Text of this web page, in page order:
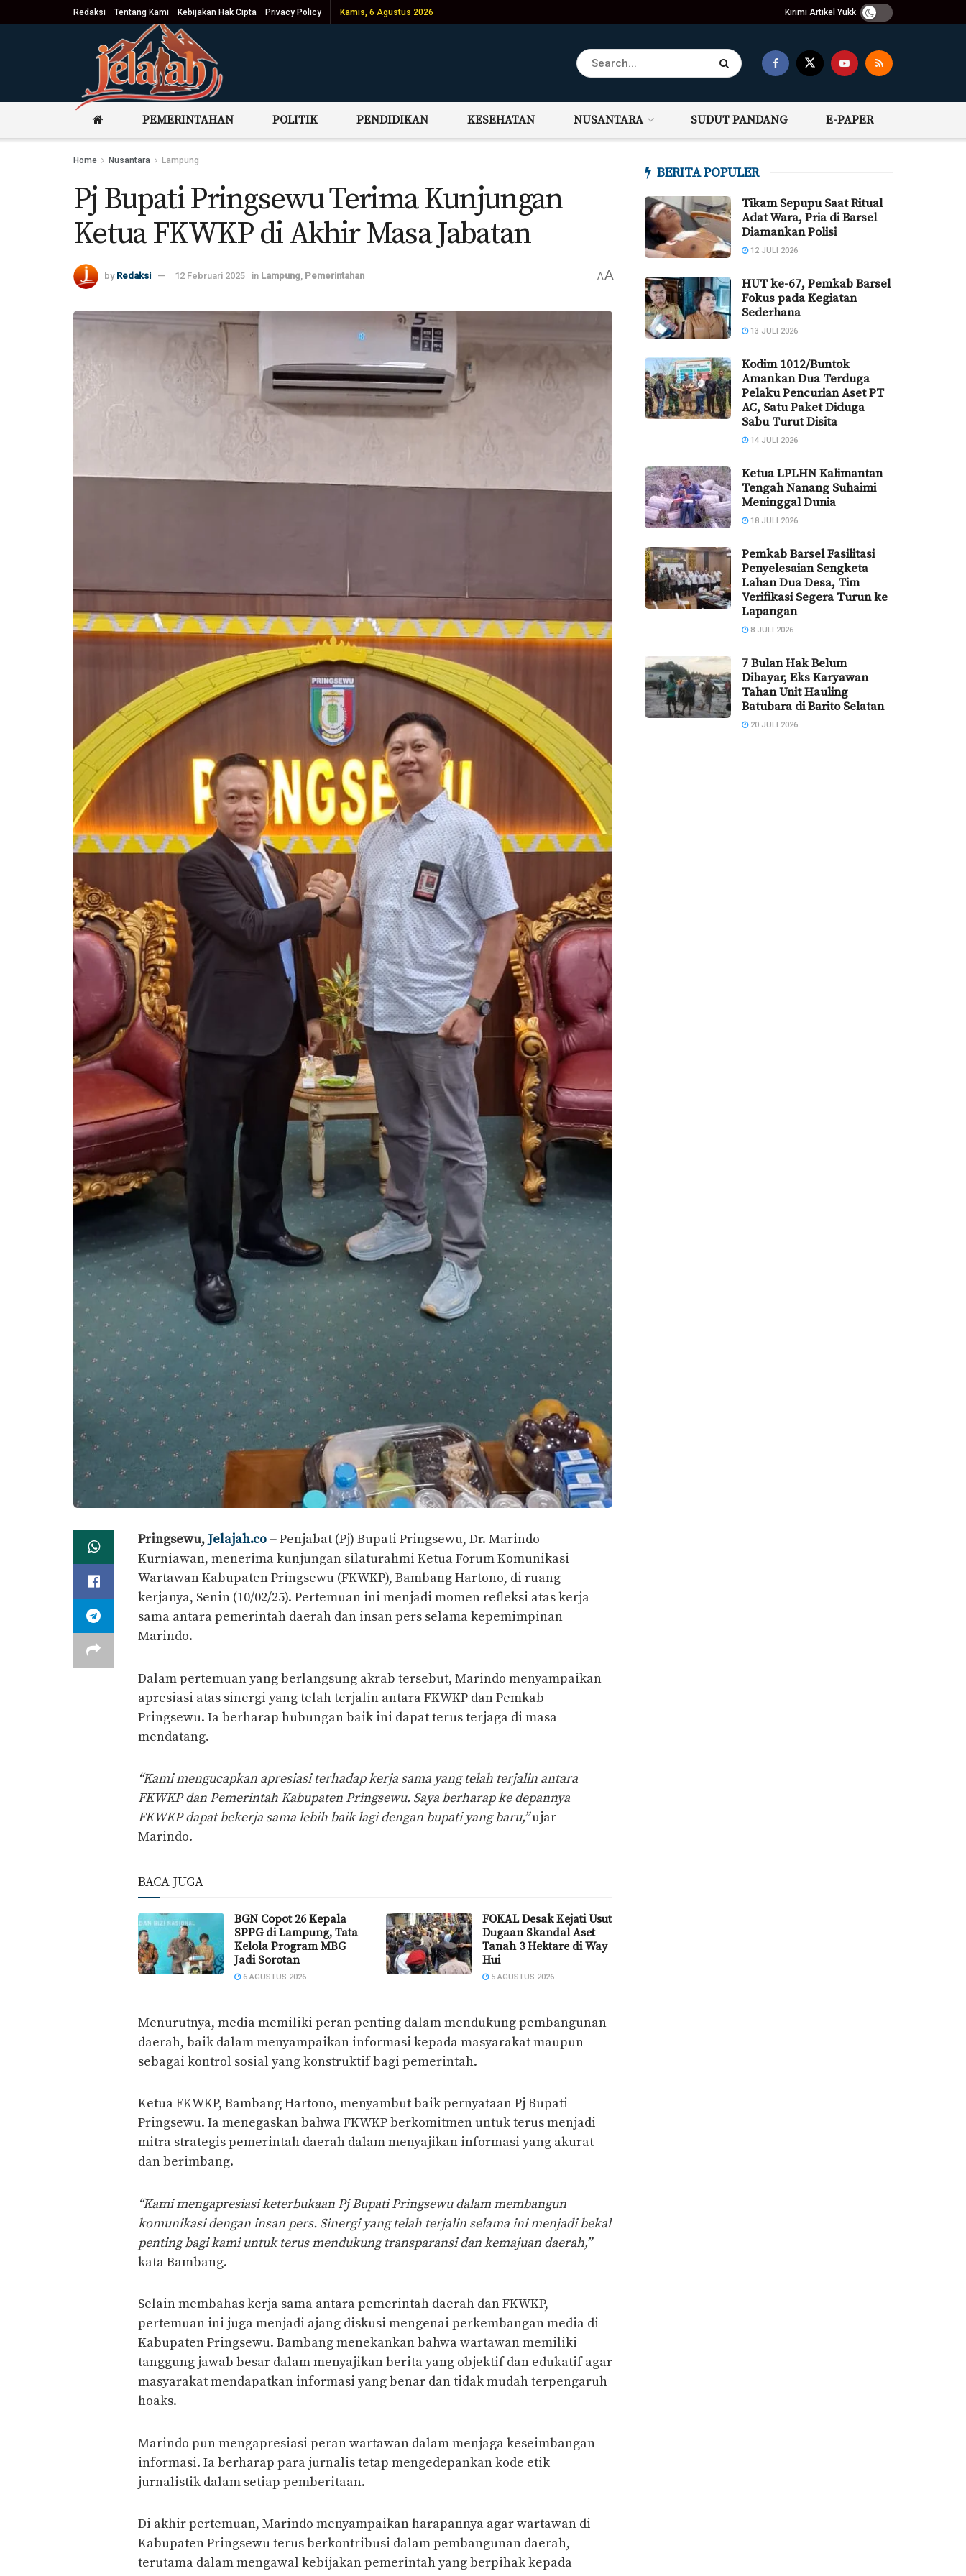
Redaksi Tentang Kami Kebijakan Hak Cipta Privacy Policy Kamis, 6 Agustus 2026 Kirimi Artikel Yukk
PEMERINTAHAN POLITIK PENDIDIKAN KESEHATAN NUSANTARA SUDUT PANDANG E-PAPER
Home Nusantara Lampung
Pj Bupati Pringsewu Terima Kunjungan
Ketua FKWKP di Akhir Masa Jabatan
by Redaksi 12 Februari 2025 in Lampung Pemerintahan AA
Pringsewu,Jelajah.co –Penjabat (Pj) Bupati Pringsewu, Dr. Marindo
Kurniawan, menerima kunjungan silaturahmi Ketua Forum Komunikasi
Wartawan Kabupaten Pringsewu (FKWKP), Bambang Hartono, di ruang
kerjanya, Senin (10/02/25). Pertemuan ini menjadi momen refleksi atas kerja
sama antara pemerintah daerah dan insan pers selama kepemimpinan
Marindo.
Dalam pertemuan yang berlangsung akrab tersebut, Marindo menyampaikan
apresiasi atas sinergi yang telah terjalin antara FKWKP dan Pemkab
Pringsewu. Ia berharap hubungan baik ini dapat terus terjaga di masa
mendatang.
“Kami mengucapkan apresiasi terhadap kerja sama yang telah terjalin antara
FKWKP dan Pemerintah Kabupaten Pringsewu. Saya berharap ke depannya
FKWKP dapat bekerja sama lebih baik lagi dengan bupati yang baru,”ujar
Marindo.
BACA JUGA
BGN Copot 26 Kepala
SPPG di Lampung, Tata
Kelola Program MBG
Jadi Sorotan
6 AGUSTUS 2026
FOKAL Desak Kejati Usut
Dugaan Skandal Aset
Tanah 3 Hektare di Way
Hui
5 AGUSTUS 2026
Menurutnya, media memiliki peran penting dalam mendukung pembangunan
daerah, baik dalam menyampaikan informasi kepada masyarakat maupun
sebagai kontrol sosial yang konstruktif bagi pemerintah.
Ketua FKWKP, Bambang Hartono, menyambut baik pernyataan Pj Bupati
Pringsewu. Ia menegaskan bahwa FKWKP berkomitmen untuk terus menjadi
mitra strategis pemerintah daerah dalam menyajikan informasi yang akurat
dan berimbang.
“Kami mengapresiasi keterbukaan Pj Bupati Pringsewu dalam membangun
komunikasi dengan insan pers. Sinergi yang telah terjalin selama ini menjadi bekal
penting bagi kami untuk terus mendukung transparansi dan kemajuan daerah,”
kata Bambang.
Selain membahas kerja sama antara pemerintah daerah dan FKWKP,
pertemuan ini juga menjadi ajang diskusi mengenai perkembangan media di
Kabupaten Pringsewu. Bambang menekankan bahwa wartawan memiliki
tanggung jawab besar dalam menyajikan berita yang objektif dan edukatif agar
masyarakat mendapatkan informasi yang benar dan tidak mudah terpengaruh
hoaks.
Marindo pun mengapresiasi peran wartawan dalam menjaga keseimbangan
informasi. Ia berharap para jurnalis tetap mengedepankan kode etik
jurnalistik dalam setiap pemberitaan.
Di akhir pertemuan, Marindo menyampaikan harapannya agar wartawan di
Kabupaten Pringsewu terus berkontribusi dalam pembangunan daerah,
terutama dalam mengawal kebijakan pemerintah yang berpihak kepada
BERITA POPULER
Tikam Sepupu Saat Ritual
Adat Wara, Pria di Barsel
Diamankan Polisi
12 JULI 2026
HUT ke-67, Pemkab Barsel
Fokus pada Kegiatan
Sederhana
13 JULI 2026
Kodim 1012/Buntok
Amankan Dua Terduga
Pelaku Pencurian Aset PT
AC, Satu Paket Diduga
Sabu Turut Disita
14 JULI 2026
Ketua LPLHN Kalimantan
Tengah Nanang Suhaimi
Meninggal Dunia
18 JULI 2026
Pemkab Barsel Fasilitasi
Penyelesaian Sengketa
Lahan Dua Desa, Tim
Verifikasi Segera Turun ke
Lapangan
8 JULI 2026
7 Bulan Hak Belum
Dibayar, Eks Karyawan
Tahan Unit Hauling
Batubara di Barito Selatan
20 JULI 2026